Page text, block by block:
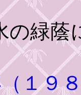
の緑蔭
１９